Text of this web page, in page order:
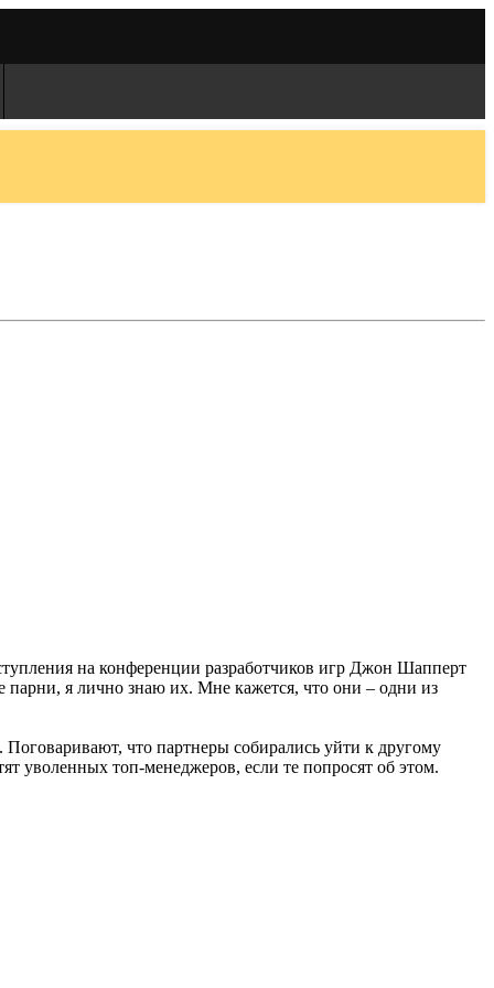
на конференции разработчиков игр Джон Шапперт
парни, я лично знаю их. Мне кажется, что они – одни из
что партнеры собирались уйти к другому
уволенных топ-менеджеров, если те попросят об этом.